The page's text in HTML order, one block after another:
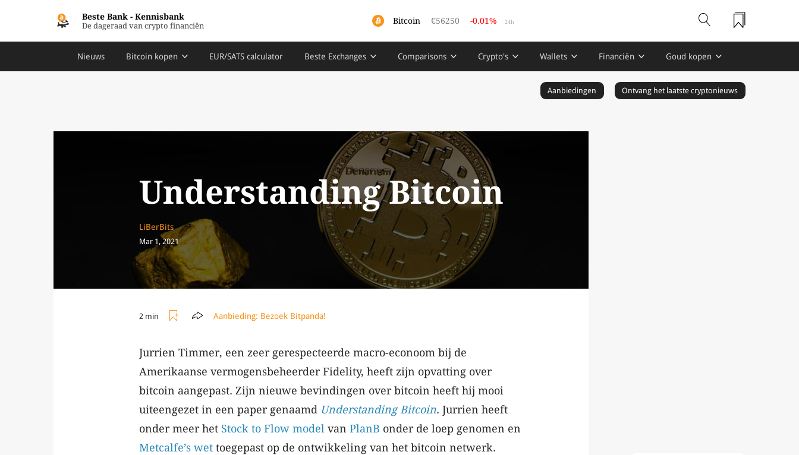
Beste Bank - Kennisbank
De dageraad van crypto financiën Bitcoin €56250 -0.01% 24h
Nieuws Bitcoin kopen EUR/SATS calculator Beste Exchanges Comparisons Crypto's Wallets Financiën Goud kopen
Aanbiedingen Ontvang het laatste cryptonieuws
Understanding Bitcoin
LiBerBits
Mar 1, 2021
2 min Aanbieding: Bezoek Bitpanda!
Jurrien Timmer, een zeer gerespecteerde macro-econoom bij de
Amerikaanse vermogensbeheerder Fidelity, heeft zijn opvatting over
bitcoin aangepast. Zijn nieuwe bevindingen over bitcoin heeft hij mooi
uiteengezet in een paper genaamd Understanding Bitcoin. Jurrien heeft
onder meer het Stock to Flow model van PlanB onder de loep genomen en
Metcalfe’s wet toegepast op de ontwikkeling van het bitcoin netwerk.